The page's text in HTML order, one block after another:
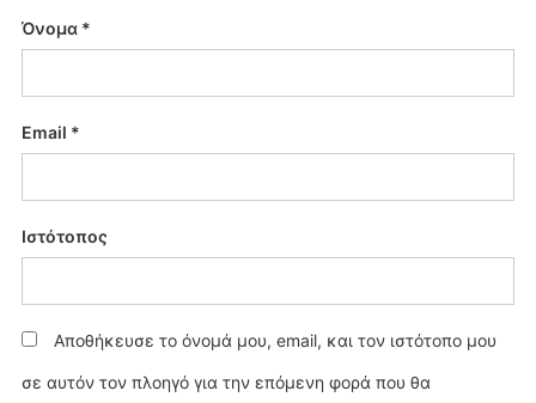
Όνομα *
Email *
Ιστότοπος
Αποθήκευσε το όνομά μου, email, και τον ιστότοπο μου
σε αυτόν τον πλοηγό για την επόμενη φορά που θα